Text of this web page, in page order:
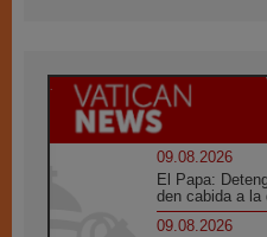
09.08.2026
El Papa:
den cabida a la
09.08.2026